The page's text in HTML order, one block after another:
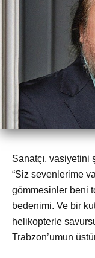
Sanatçı, vasiyetini
“Siz sevenlerime
gömmesinler beni
bedenimi. Ve bir
helikopterle
Trabzon’umun